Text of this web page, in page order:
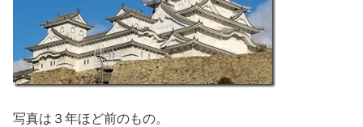
写真は３年ほど前のもの。